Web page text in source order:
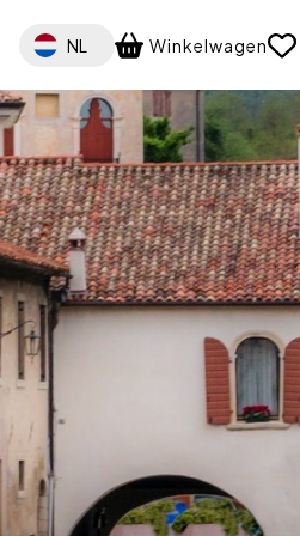
Select your language
NL Winkelwagen